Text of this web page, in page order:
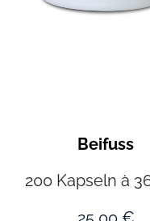
Beifuss
200 Kapseln à